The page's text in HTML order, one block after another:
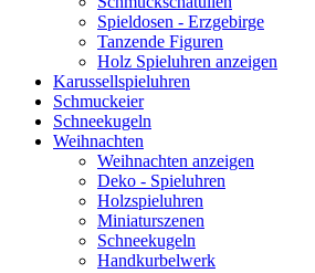
Spieldosen - Erzgebirge
Tanzende Figuren
Holz Spieluhren anzeigen
Karussellspieluhren
Schmuckeier
Schneekugeln
Weihnachten
Weihnachten anzeigen
Deko - Spieluhren
Holzspieluhren
Miniaturszenen
Schneekugeln
Handkurbelwerk